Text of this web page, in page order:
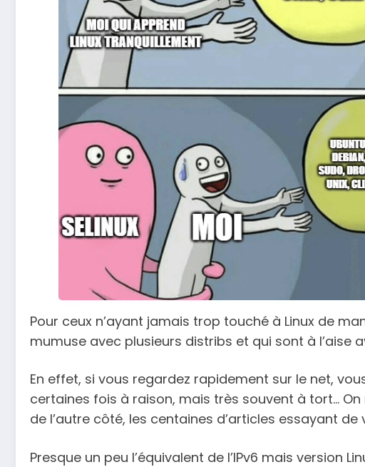
Pour ceux n’ayant jamais trop touché à Linux de
mumuse avec plusieurs distribs et qui sont à l’aise
En effet, si vous regardez rapidement sur le net,
certaines fois à raison, mais très souvent à tort…
de l’autre côté, les centaines d’articles essayant
Presque un peu l’équivalent de l’IPv6 mais version